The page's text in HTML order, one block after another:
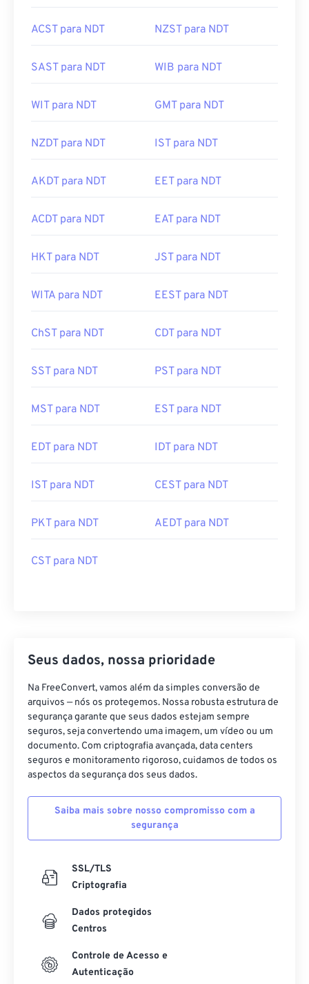
ACST para NDT NZST para NDT
SAST para NDT WIB para NDT
WIT para NDT GMT para NDT
NZDT para NDT IST para NDT
AKDT para NDT EET para NDT
ACDT para NDT EAT para NDT
HKT para NDT JST para NDT
WITA para NDT EEST para NDT
ChST para NDT CDT para NDT
SST para NDT PST para NDT
MST para NDT EST para NDT
EDT para NDT IDT para NDT
IST para NDT CEST para NDT
PKT para NDT AEDT para NDT
CST para NDT
Seus dados, nossa prioridade
Na FreeConvert, vamos além da simples conversão de
arquivos — nós os protegemos. Nossa robusta estrutura de
segurança garante que seus dados estejam sempre
seguros, seja convertendo uma imagem, um vídeo ou um
documento. Com criptografia avançada, data centers
seguros e monitoramento rigoroso, cuidamos de todos os
aspectos da segurança dos seus dados.
Saiba mais sobre nosso compromisso com a
segurança
SSL/TLS
Criptografia
Dados protegidos
Centros
Controle de Acesso e
Autenticação